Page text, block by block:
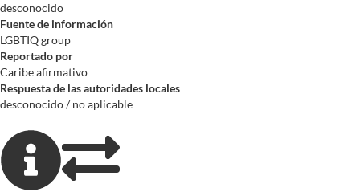
desconocido
Fuente de información
LGBTIQ group
Reportado por
Caribe afirmativo
Respuesta de las autoridades locales
desconocido / no aplicable